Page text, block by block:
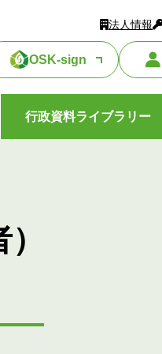
法人情報
OSK-sign
行政資料ライブラリー